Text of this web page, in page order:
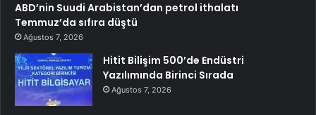
ABD’nin Suudi Arabistan’dan petrol ithalatı
Temmuz’da sıfıra düştü
Ağustos 7, 2026
Hitit Bilişim 500’de Endüstri
Yazılımında Birinci Sırada
Ağustos 7, 2026